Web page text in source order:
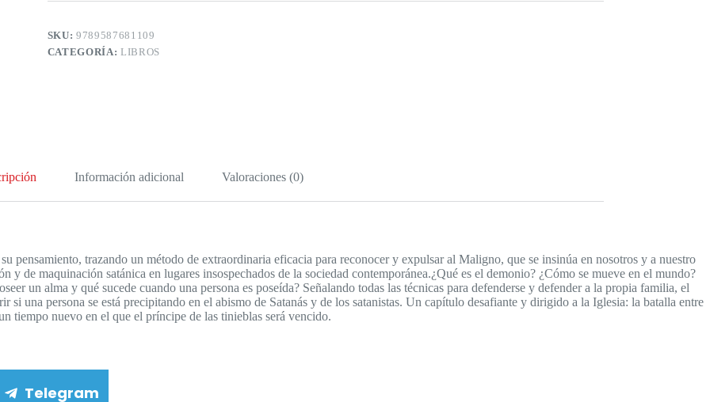
SKU:9789587681109
CATEGORÍA: LIBROS
Información adicional Valoraciones (0)
pensamiento, trazando un método de extraordinaria eficacia para reconocer y expulsar al Maligno, que se insinúa en nosotros y a nuestro
y de maquinación satánica en lugares insospechados de la sociedad contemporánea.¿Qué es el demonio? ¿Cómo se mueve en el mundo?
un alma y qué sucede cuando una persona es poseída? Señalando todas las técnicas para defenderse y defender a la propia familia, el
si una persona se está precipitando en el abismo de Satanás y de los satanistas. Un capítulo desafiante y dirigido a la Iglesia: la batalla entre
tiempo nuevo en el que el príncipe de las tinieblas será vencido.
Telegram